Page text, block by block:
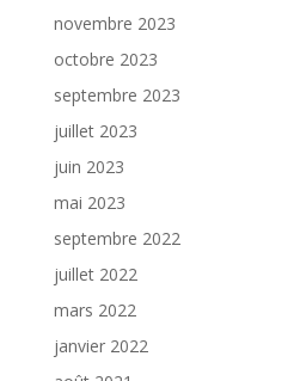
novembre 2023
octobre 2023
septembre 2023
juillet 2023
juin 2023
mai 2023
septembre 2022
juillet 2022
mars 2022
janvier 2022